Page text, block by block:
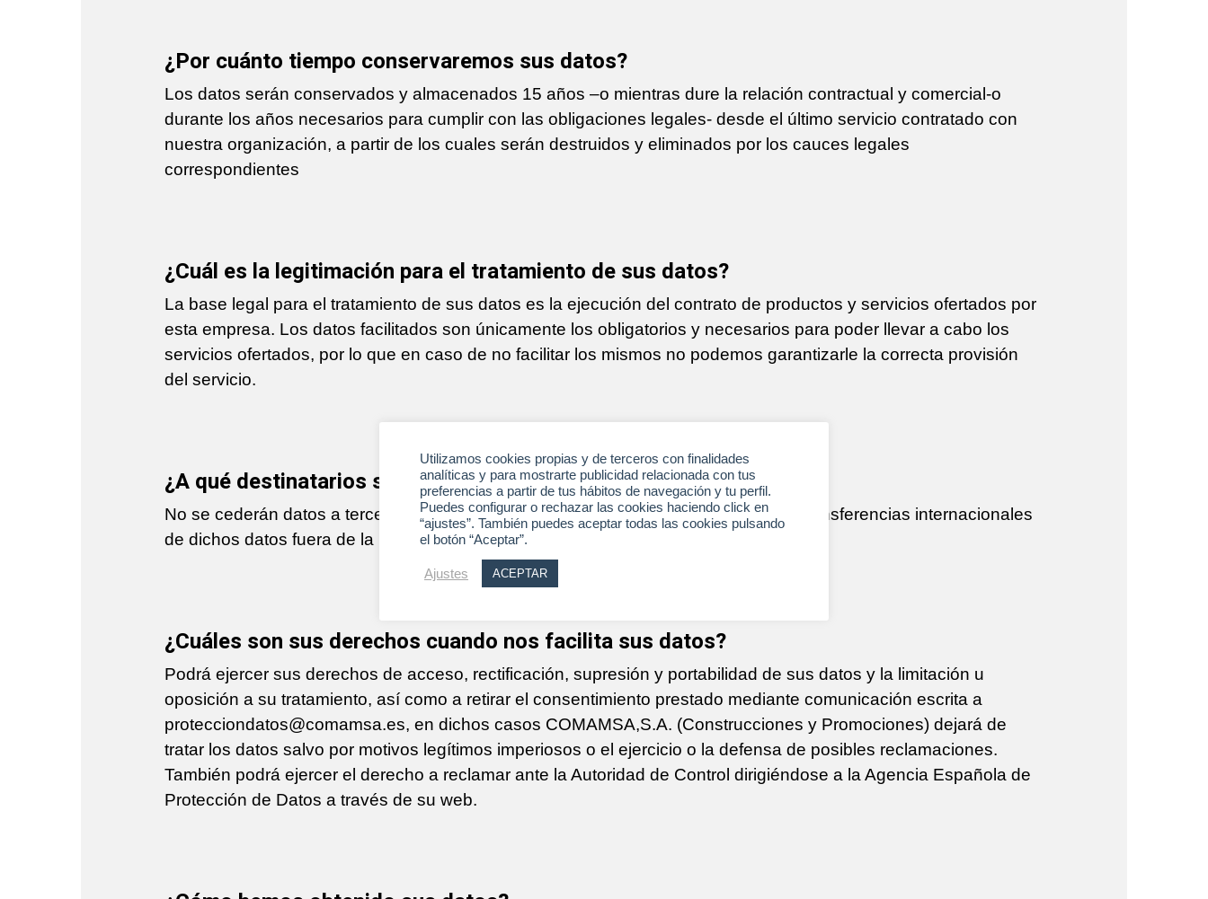
¿Por cuánto tiempo conservaremos sus datos?
Los datos serán conservados y almacenados 15 años –o mientras dure la relación contractual y comercial-o
durante los años necesarios para cumplir con las obligaciones legales- desde el último servicio contratado con
nuestra organización, a partir de los cuales serán destruidos y eliminados por los cauces legales
correspondientes
¿Cuál es la legitimación para el tratamiento de sus datos?
La base legal para el tratamiento de sus datos es la ejecución del contrato de productos y servicios ofertados por
esta empresa. Los datos facilitados son únicamente los obligatorios y necesarios para poder llevar a cabo los
servicios ofertados, por lo que en caso de no facilitar los mismos no podemos garantizarle la correcta provisión
del servicio.
¿A qué destinatarios se comunicarán sus datos?
No se cederán datos a terceros salvo obligación legal o contractual. No se prevén transferencias internacionales
de dichos datos fuera de la UE.
¿Cuáles son sus derechos cuando nos facilita sus datos?
Podrá ejercer sus derechos de acceso, rectificación, supresión y portabilidad de sus datos y la limitación u
oposición a su tratamiento, así como a retirar el consentimiento prestado mediante comunicación escrita a
protecciondatos@comamsa.es, en dichos casos COMAMSA,S.A. (Construcciones y Promociones) dejará de
tratar los datos salvo por motivos legítimos imperiosos o el ejercicio o la defensa de posibles reclamaciones.
También podrá ejercer el derecho a reclamar ante la Autoridad de Control dirigiéndose a la Agencia Española de
Protección de Datos a través de su web.
Utilizamos cookies propias y de terceros con finalidades
analíticas y para mostrarte publicidad relacionada con tus
preferencias a partir de tus hábitos de navegación y tu perfil.
Puedes configurar o rechazar las cookies haciendo click en
“ajustes”. También puedes aceptar todas las cookies pulsando
el botón “Aceptar”.
Ajustes ACEPTAR